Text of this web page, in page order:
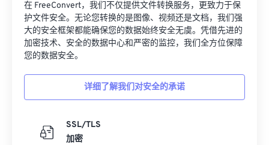
在 FreeConvert，我们不仅提供文件转换服务，更致力于保
护文件安全。无论您转换的是图像、视频还是文档，我们强
大的安全框架都能确保您的数据始终安全无虞。凭借先进的
加密技术、安全的数据中心和严密的监控，我们全方位保障
您的数据安全。
详细了解我们对安全的承诺
SSL/TLS
加密